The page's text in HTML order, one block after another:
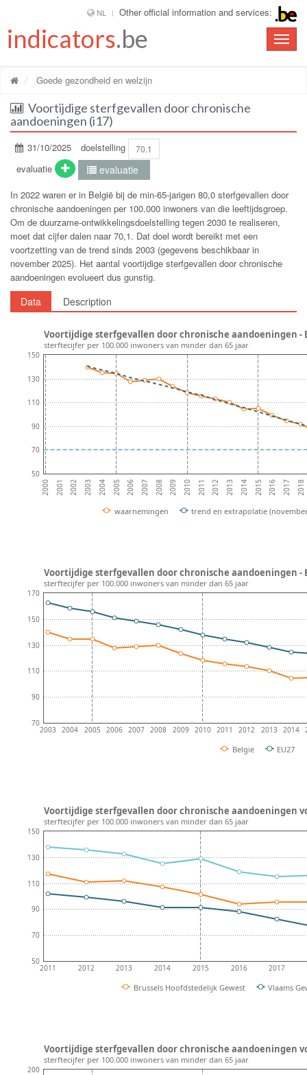
NL Other official information and services:
Toggle
indicators.be
Goede gezondheid en welzijn
Voortijdige sterfgevallen door chronische
aandoeningen (i17)
31/10/2025 doelstelling 70.1
evaluatie evaluatie
In 2022 waren er in België bij de min-65-jarigen 80,0 sterfgevallen door
chronische aandoeningen per 100.000 inwoners van die leeftijdsgroep.
Om de duurzame-ontwikkelingsdoelstelling tegen 2030 te realiseren,
moet dat cijfer dalen naar 70,1. Dat doel wordt bereikt met een
voortzetting van de trend sinds 2003 (gegevens beschikbaar in
november 2025). Het aantal voortijdige sterfgevallen door chronische
aandoeningen evolueert dus gunstig.
Data Description
2000 2001 2002 2003 2004 2005 2006 2007 2008 2009 2010 2011 2012 2013 2014 2015 2016 2017 2018
50
70
90
110
130
150
waarnemingen trend en extrapolatie
Voortijdige sterfgevallen door chronische aandoeningen -
sterftecijfer per 100.000 inwoners van minder dan 65 jaar
2003 2004 2005 2006 2007 2008 2009 2010 2011 2012 2013 2014
70
90
110
130
150
170
België EU27
Voortijdige sterfgevallen door chronische aandoeningen
sterftecijfer per 100.000 inwoners van minder dan 65 jaar
2011 2012 2013 2014 2015 2016 2017
50
70
90
110
130
150
Brussels Hoofdstedelijk Gewest Vlaams
Voortijdige sterfgevallen door chronische aandoeningen
sterftecijfer per 100.000 inwoners van minder dan 65 jaar
200
Voortijdige sterfgevallen door chronische aandoeningen
sterftecijfer per 100.000 inwoners van minder dan 65 jaar